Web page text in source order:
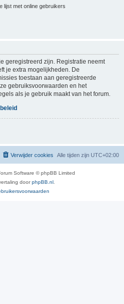
lijst met online gebruikers
geregistreerd zijn. Registratie neemt
je extra mogelijkheden. De
toestaan aan geregistreerde
gebruiksvoorwaarden en het
als je gebruik maakt van het forum.
Alle tijden zijn UTC+02:00
Verwijder cookies
Software © phpBB Limited
doorphpBB.nl